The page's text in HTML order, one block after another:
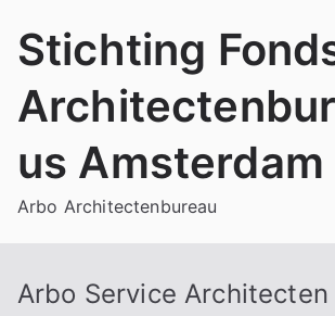
Stichting
us Amsterdam
Arbo Architectenbureau
Arbo Service Architecten